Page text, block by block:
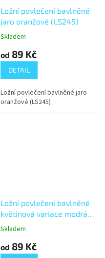
Ložní povlečení bavlněné
jaro oranžové (LS245)
Skladem
od 89 Kč
DETAIL
Ložní povlečení bavlněné jaro
oranžové (LS245)
Ložní povlečení bavlněné
květinová variace modrá
(LS86)
Skladem
od 89 Kč